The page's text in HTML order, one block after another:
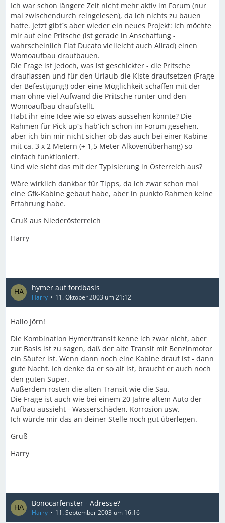
Ich war schon längere Zeit nicht mehr aktiv im Forum (nur
mal zwischendurch reingelesen), da ich nichts zu bauen
hatte. Jetzt gibt´s aber wieder ein neues Projekt: Ich möchte
mir auf eine Pritsche (ist gerade in Anschaffung -
wahrscheinlich Fiat Ducato vielleicht auch Allrad) einen
Womoaufbau draufbauen.
Die Frage ist jedoch, was ist geschickter - die Pritsche
drauflassen und für den Urlaub die Kiste draufsetzen (Frage
der Befestigung!) oder eine Möglichkeit schaffen mit der
man ohne viel Aufwand die Pritsche runter und den
Womoaufbau draufstellt.
Habt ihr eine Idee wie so etwas aussehen könnte? Die
Rahmen für Pick-up´s hab´ich schon im Forum gesehen,
aber ich bin mir nicht sicher ob das auch bei einer Kabine
mit ca. 3 x 2 Metern (+ 1,5 Meter Alkovenüberhang) so
einfach funktioniert.
Und wie sieht das mit der Typisierung in Österreich aus?
Wäre wirklich dankbar für Tipps, da ich zwar schon mal
eine Gfk-Kabine gebaut habe, aber in punkto Rahmen keine
Erfahrung habe.
Gruß aus Niederösterreich
Harry
hymer auf fordbasis
Harry 11. Oktober 2003 um 21:12
Hallo Jörn!
Die Kombination Hymer/transit kenne ich zwar nicht, aber
zur Basis ist zu sagen, daß der alte Transit mit Benzinmotor
ein Säufer ist. Wenn dann noch eine Kabine drauf ist - dann
gute Nacht. Ich denke da er so alt ist, braucht er auch noch
den guten Super.
Außerdem rosten die alten Transit wie die Sau.
Die Frage ist auch wie bei einem 20 Jahre altem Auto der
Aufbau aussieht - Wasserschäden, Korrosion usw.
Ich würde mir das an deiner Stelle noch gut überlegen.
Gruß
Harry
Bonocarfenster - Adresse?
Harry 11. September 2003 um 16:16